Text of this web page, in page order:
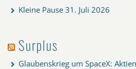
Kleine Pause 31. Juli 2026
Surplus
Glaubenskrieg um SpaceX: